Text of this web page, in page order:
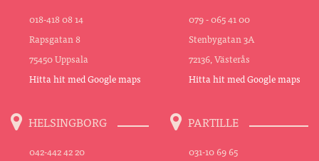
018-418 08 14
Rapsgatan 8
75450 Uppsala
Hitta hit med Google maps
079 - 065 41 00
Stenbygatan 3A
72136, Västerås
Hitta hit med Google maps
HELSINGBORG
042-442 42 20
PARTILLE
031-10 69 65